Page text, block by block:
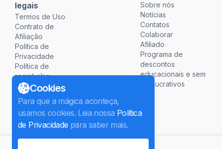
legais
Termos de Uso
Contrato de
Afiliação
Política de
Privacidade
Política de
reembolso
Sobre nós
Notícias
Contatos
Colaborar
Afiliado
Programa de
descontos
educacionais e sem
fins lucrativos
Cookies
Para que a mágica aconteça,
usamos cookies. Leia nossa Política
de Privacidade para saber mais.